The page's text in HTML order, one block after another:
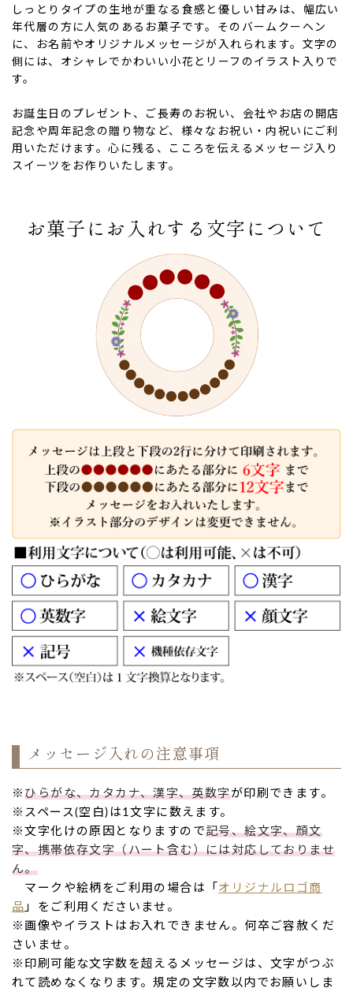
？
退職・異動の挨拶におすすめのお菓子ギ
フト5選
もらっ
失敗し
しっとりタイプの生地が重なる食感と優しい甘みは、幅広い
年代層の方に人気のあるお菓子です。そのバームクーヘン
に、お名前やオリジナルメッセージが入れられます。文字の
側には、オシャレでかわいい小花とリーフのイラスト入りで
す。
お誕生日のプレゼント、ご長寿のお祝い、会社やお店の開店
記念や周年記念の贈り物など、様々なお祝い・内祝いにご利
用いただけます。心に残る、こころを伝えるメッセージ入り
スイーツをお作りいたします。
お菓子にお入れする文字について
メッセージ入れの注意事項
※ひらがな、カタカナ、漢字、英数字が印刷できます。
※スペース(空白)は1文字に数えます。
※文字化けの原因となりますので記号、絵文字、顔文
字、携帯依存文字（ハート含む）には対応しておりませ
ん。
マークや絵柄をご利用の場合は「 オリジナルロゴ商
品 」をご利用くださいませ。
※画像やイラストはお入れできません。何卒ご容赦くだ
さいませ。
※印刷可能な文字数を超えるメッセージは、文字がつぶ
れて読めなくなります。規定の文字数以内でお願いしま